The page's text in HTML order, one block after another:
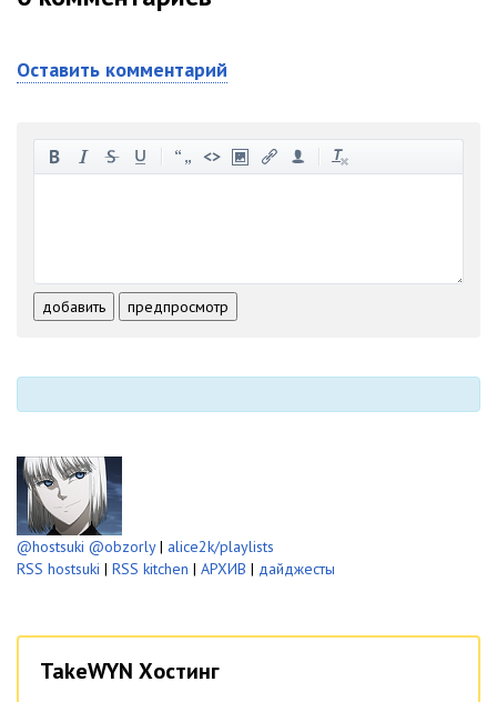
Оставить комментарий
-
-
-
добавить предпросмотр
@hostsuki @obzorly| alice2k/playlists
RSS hostsuki | RSS kitchen | АРХИВ | дайджесты
TakeWYN Хостинг